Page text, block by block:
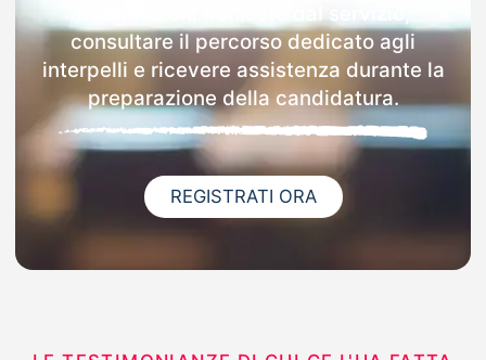
consultare il percorso dedicato agli
interpelli e ricevere assistenza durante la
preparazione della candidatura.
REGISTRATI ORA